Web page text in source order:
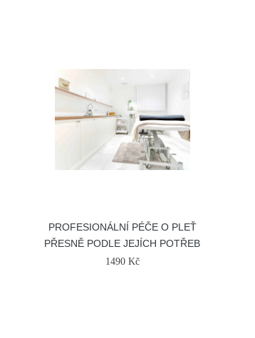
PROFESIONÁLNÍ PÉČE O PLEŤ
PŘESNĚ PODLE JEJÍCH POTŘEB
1490 Kč